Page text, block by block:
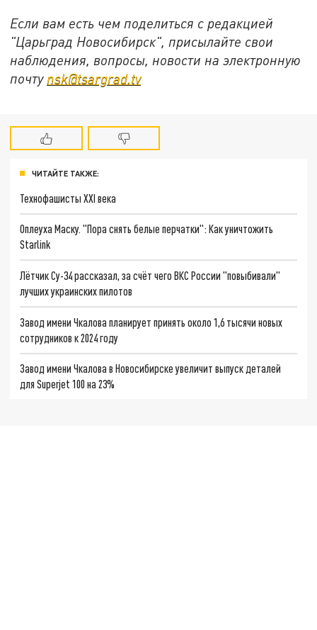
Если вам есть чем поделиться с редакцией
"Царьград Новосибирск", присылайте свои
наблюдения, вопросы, новости на электронную
почту nsk@tsargrad.tv
ЧИТАЙТЕ ТАКЖЕ:
Технофашисты XXI века
Оплеуха Маску. "Пора снять белые перчатки": Как уничтожить
Starlink
Лётчик Су-34 рассказал, за счёт чего ВКС России "повыбивали"
лучших украинских пилотов
Завод имени Чкалова планирует принять около 1,6 тысячи новых
сотрудников к 2024 году
Завод имени Чкалова в Новосибирске увеличит выпуск деталей
для Superjet 100 на 23%